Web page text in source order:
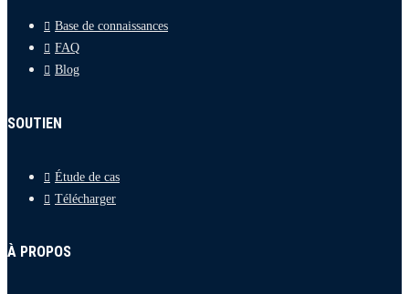
Base de connaissances
FAQ
Blog
SOUTIEN
Étude de cas
Télécharger
À PROPOS